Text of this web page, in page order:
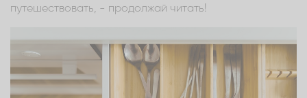
путешествовать, - продолжай читать!